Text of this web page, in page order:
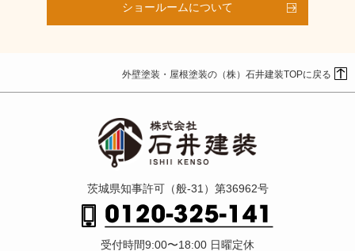
ショールームについて
外壁塗装・屋根塗装の（株）石井建装TOPに戻る
茨城県知事許可（般-31）第36962号
受付時間9:00〜18:00 日曜定休